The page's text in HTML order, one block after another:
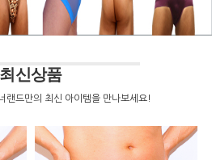
12,000원 12,000원
최신상품
랜드만의 최신 아이템을 만나보세요!